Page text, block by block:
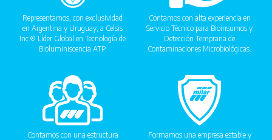
Representamos, con exclusividad
en Argentina y Uruguay, a Celsis
Inc.® Líder Global en Tecnología de
Bioluminiscencia ATP.
Contamos con alta experiencia en
Servicio Técnico para Bioinsumos y
Detección Temprana de
Contaminaciones Microbiológicas.
Contamos con una estructura
Formamos una empresa estable y